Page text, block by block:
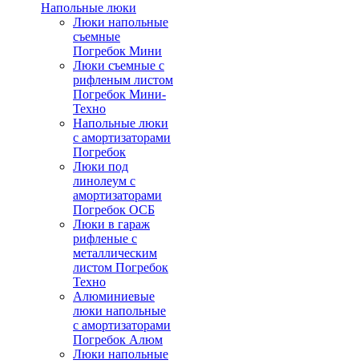
Напольные люки
Люки напольные
съемные
Погребок Мини
Люки съемные с
рифленым листом
Погребок Мини-
Техно
Напольные люки
с амортизаторами
Погребок
Люки под
линолеум с
амортизаторами
Погребок ОСБ
Люки в гараж
рифленые с
металлическим
листом Погребок
Техно
Алюминиевые
люки напольные
с амортизаторами
Погребок Алюм
Люки напольные